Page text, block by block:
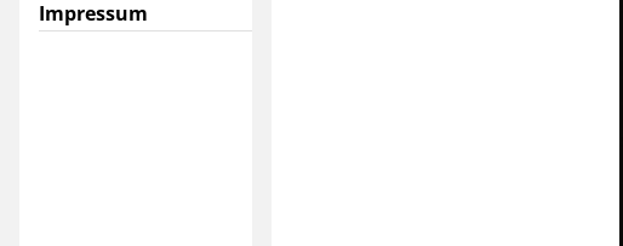
Impressum